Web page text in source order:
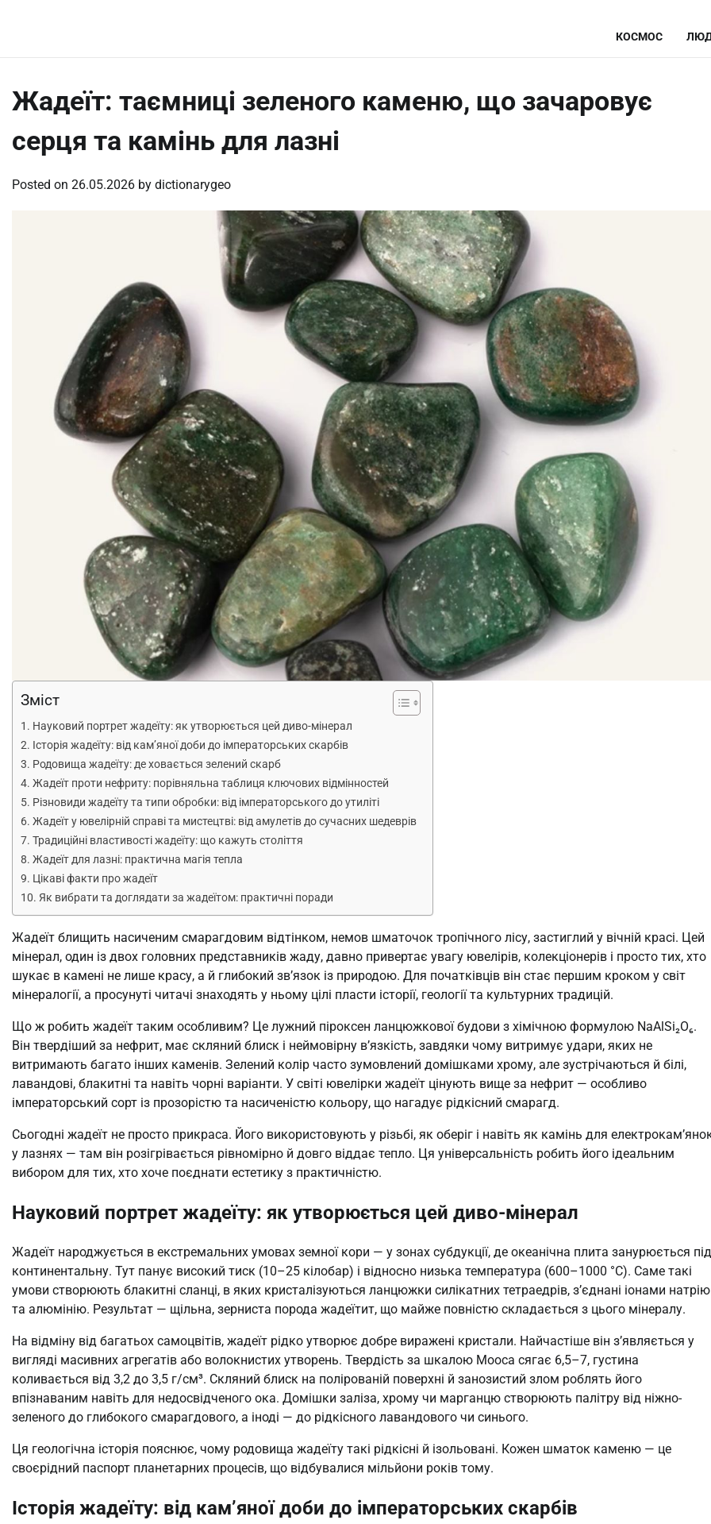
КОСМОС
Жадеїт: таємниці зеленого каменю, що зачаровує
серця та камінь для лазні
Posted on 26.05.2026 by dictionarygeo
Зміст
Науковий портрет жадеїту: як утворюється цей диво-мінерал
Історія жадеїту: від кам’яної доби до імператорських скарбів
Родовища жадеїту: де ховається зелений скарб
Жадеїт проти нефриту: порівняльна таблиця ключових відмінностей
Різновиди жадеїту та типи обробки: від імператорського до утиліті
Жадеїт у ювелірній справі та мистецтві: від амулетів до сучасних шедеврів
Традиційні властивості жадеїту: що кажуть століття
Жадеїт для лазні: практична магія тепла
Цікаві факти про жадеїт
Як вибрати та доглядати за жадеїтом: практичні поради
Жадеїт блищить насиченим смарагдовим відтінком, немов шматочок тропічного лісу, застиглий у вічній красі. Цей
мінерал, один із двох головних представників жаду, давно привертає увагу ювелірів, колекціонерів і просто тих, хто
шукає в камені не лише красу, а й глибокий зв’язок із природою. Для початківців він стає першим кроком у світ
мінералогії, а просунуті читачі знаходять у ньому цілі пласти історії, геології та культурних традицій.
Що ж робить жадеїт таким особливим? Це лужний піроксен ланцюжкової будови з хімічною формулою NaAlSi₂O₆.
Він твердіший за нефрит, має скляний блиск і неймовірну в’язкість, завдяки чому витримує удари, яких не
витримають багато інших каменів. Зелений колір часто зумовлений домішками хрому, але зустрічаються й білі,
лавандові, блакитні та навіть чорні варіанти. У світі ювелірки жадеїт цінують вище за нефрит — особливо
імператорський сорт із прозорістю та насиченістю кольору, що нагадує рідкісний смарагд.
Сьогодні жадеїт не просто прикраса. Його використовують у різьбі, як оберіг і навіть як камінь для
у лазнях — там він розігрівається рівномірно й довго віддає тепло. Ця універсальність робить його ідеальним
вибором для тих, хто хоче поєднати естетику з практичністю.
Науковий портрет жадеїту: як утворюється цей диво-мінерал
Жадеїт народжується в екстремальних умовах земної кори — у зонах субдукції, де океанічна плита занурюється під
континентальну. Тут панує високий тиск (10–25 кілобар) і відносно низька температура (600–1000 °C). Саме такі
умови створюють блакитні сланці, в яких кристалізуються ланцюжки силікатних тетраедрів, з’єднані іонами натрію
та алюмінію. Результат — щільна, зерниста порода жадеїтит, що майже повністю складається з цього мінералу.
На відміну від багатьох самоцвітів, жадеїт рідко утворює добре виражені кристали. Найчастіше він з’являється у
вигляді масивних агрегатів або волокнистих утворень. Твердість за шкалою Мооса сягає 6,5–7, густина
коливається від 3,2 до 3,5 г/см³. Скляний блиск на полірованій поверхні й занозистий злом роблять його
впізнаваним навіть для недосвідченого ока. Домішки заліза, хрому чи марганцю створюють палітру від ніжно-
зеленого до глибокого смарагдового, а іноді — до рідкісного лавандового чи синього.
Ця геологічна історія пояснює, чому родовища жадеїту такі рідкісні й ізольовані. Кожен шматок каменю — це
своєрідний паспорт планетарних процесів, що відбувалися мільйони років тому.
Історія жадеїту: від кам’яної доби до імператорських скарбів